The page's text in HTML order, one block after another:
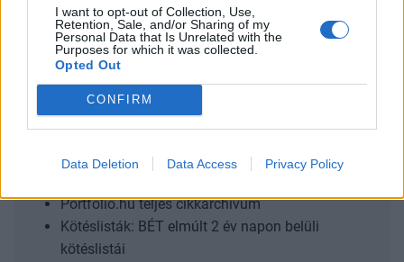
I want to opt-out of Collection, Use,
Retention, Sale, and/or Sharing of my
Personal Data that Is Unrelated with the
Purposes for which it was collected.
Opted Out
CONFIRM
Data Deletion Data Access Privacy Policy
P/E alapú árazási szintjére....
KEDVES OLVASÓNK!
A keresett cikk a portfolio.hu hírarchívumához
tartozik, melynek olvasása előfizetéses
Portfolio.hu teljes cikkarchívum
Kötéslisták: BÉT elmúlt 2 év napon belüli
kötéslistái